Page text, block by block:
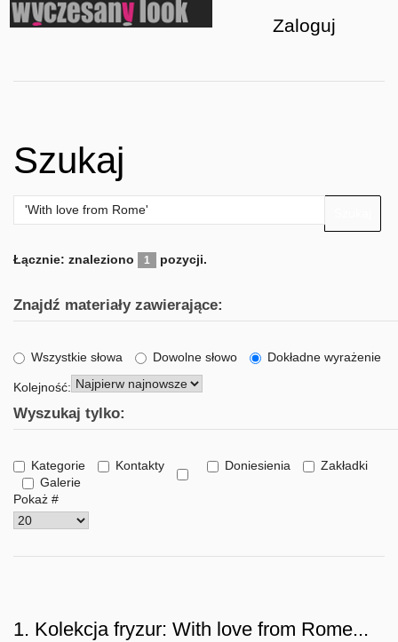
Szukaj
Łącznie: znaleziono 1 pozycji.
Znajdź materiały zawierające:
Wszystkie słowa Dowolne słowo Dokładne wyrażenie
Kolejność:
Wyszukaj tylko:
Kategorie Kontakty Doniesienia
Zakładki
Galerie
Pokaż #
1. Kolekcja fryzur: With love from Rome...
Zaloguj